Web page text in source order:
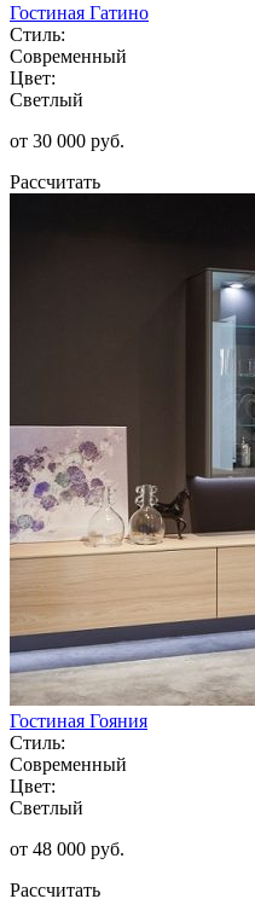
Гостиная Гатино
Стиль:
Современный
Цвет:
Светлый
от 30 000 руб.
Рассчитать
Гостиная Гояния
Стиль:
Современный
Цвет:
Светлый
от 48 000 руб.
Рассчитать